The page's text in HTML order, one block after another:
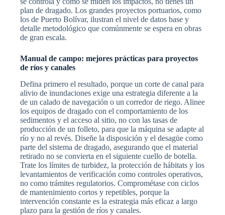
plan de dragado. Los grandes proyectos portuarios, como
los de Puerto Bolívar, ilustran el nivel de datos base y
detalle metodológico que comúnmente se espera en obras
de gran escala.
Manual de campo: mejores prácticas para proyectos
de ríos y canales
Defina primero el resultado, porque un corte de canal para
alivio de inundaciones exige una estrategia diferente a la
de un calado de navegación o un corredor de riego. Alinee
los equipos de dragado con el comportamiento de los
sedimentos y el acceso al sitio, no con las tasas de
producción de un folleto, para que la máquina se adapte al
río y no al revés. Diseñe la disposición y el desagüe como
parte del sistema de dragado, asegurando que el material
retirado no se convierta en el siguiente cuello de botella.
Trate los límites de turbidez, la protección de hábitats y los
levantamientos de verificación como controles operativos,
no como trámites regulatorios. Comprométase con ciclos
de mantenimiento cortos y repetibles, porque la
intervención constante es la estrategia más eficaz a largo
plazo para la gestión de ríos y canales.